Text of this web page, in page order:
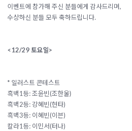
이벤트에 참가해 주신 분들에게 감사드리며,
수상하신 분들 모두 축하드립니다.
<12/29 토요일>
* 일러스트 콘테스트
흑백1등: 조윤빈(조한울)
흑백2등: 강혜빈(현타)
흑백3등: 이혜빈(이븐)
칼라1등: 이민서(터나)